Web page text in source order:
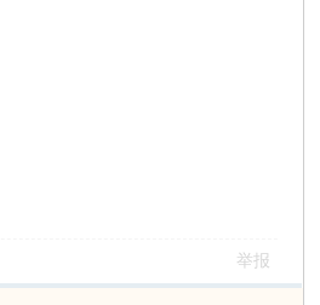
举报